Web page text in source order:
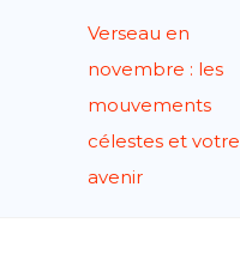
Verseau en
novembre : les
mouvements
célestes et votre
avenir